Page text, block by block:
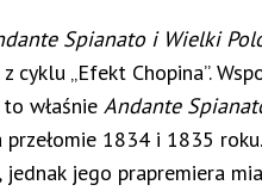
Spianato i Wielki
cyklu „Efekt Chopina”.
właśnie Andante
1834 i 1835
jego prapremiera